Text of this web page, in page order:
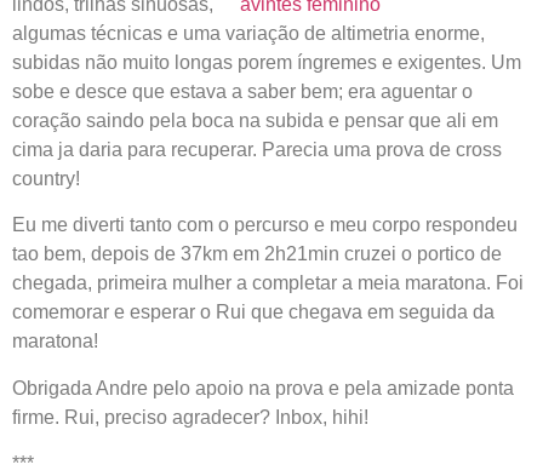
lindos, trilhas sinuosas,
algumas técnicas e uma variação de altimetria enorme,
subidas não muito longas porem íngremes e exigentes. Um
sobe e desce que estava a saber bem; era aguentar o
coração saindo pela boca na subida e pensar que ali em
cima ja daria para recuperar. Parecia uma prova de cross
country!
Eu me diverti tanto com o percurso e meu corpo respondeu
tao bem, depois de 37km em 2h21min cruzei o portico de
chegada, primeira mulher a completar a meia maratona. Foi
comemorar e esperar o Rui que chegava em seguida da
maratona!
Obrigada Andre pelo apoio na prova e pela amizade ponta
firme. Rui, preciso agradecer? Inbox, hihi!
***